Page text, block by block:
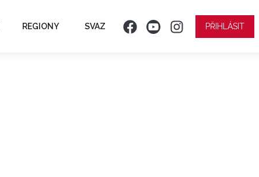
REGIONY SVAZ PŘIHLÁSIT